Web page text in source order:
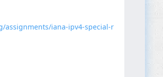
assignments/iana-ipv4-special-r